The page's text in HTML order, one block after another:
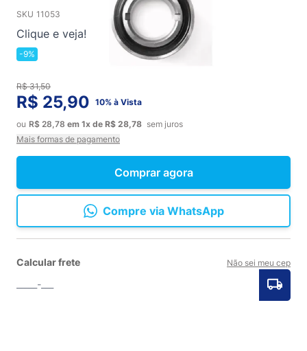
SKU 11053
Clique e veja!
-9%
Comprar agora
R$ 25,90 10% à Vista
ou R$ 28,78 em 1x de R$ 28,78 sem juros
Mais formas de pagamento
Compre via WhatsApp
R$ 31,50
Calcular frete Não sei meu cep